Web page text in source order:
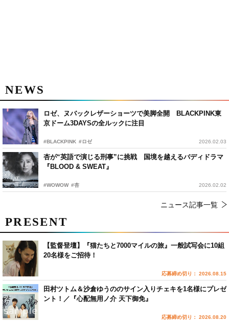
NEWS
ロゼ、ヌバックレザーショーツで美脚全開 BLACKPINK東
京ドーム3DAYSの全ルックに注目
#BLACKPINK #ロゼ 2026.02.03
杏が“英語で演じる刑事”に挑戦 国境を越えるバディドラマ
『BLOOD & SWEAT』
#WOWOW #杏 2026.02.02
ニュース記事一覧
PRESENT
【監督登壇】『猫たちと7000マイルの旅』一般試写会に10組
20名様をご招待！
応募締め切り： 2026.08.15
田村ツトム＆沙倉ゆうののサイン入りチェキを1名様にプレゼ
ント！／『心配無用ノ介 天下御免』
応募締め切り： 2026.08.20